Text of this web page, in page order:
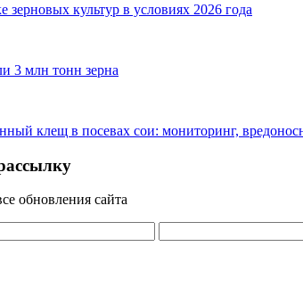
зерновых культур в условиях 2026 года
3 млн тонн зерна
клещ в посевах сои: мониторинг,
обновления сайта